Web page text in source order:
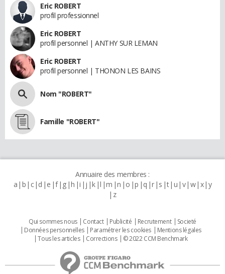
Eric ROBERT
profil professionnel
Eric ROBERT
profil personnel | ANTHY SUR LEMAN
Eric ROBERT
profil personnel | THONON LES BAINS
Nom "ROBERT"
Famille "ROBERT"
Annuaire des membres :
a b c d e f g h i j k l m n o p q r s t u v w x y
z
Qui sommes nous Contact Publicité Recrutement
Societé
Données personnelles
Paramétrer les cookies
Mentions légales
Tous les articles
Corrections © 2022 CCM Benchmark